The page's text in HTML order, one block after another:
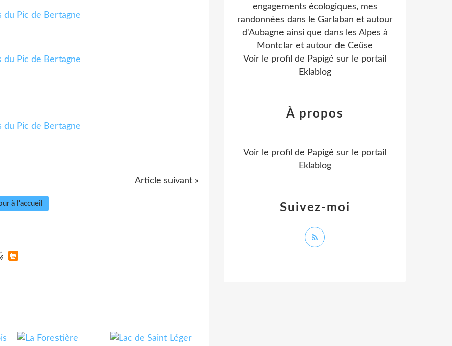
Article suivant »
à l'accueil
engagements écologiques, mes
randonnées dans le Garlaban et autour
d'Aubagne ainsi que dans les Alpes à
Montclar et autour de Ceüse
Voir le profil de Papigé sur le portail
Eklablog
Suivez-moi
À propos
Voir le profil de Papigé sur le portail
Eklablog